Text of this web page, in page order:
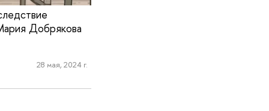
Добрякова
28 мая, 2024 г.